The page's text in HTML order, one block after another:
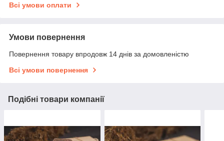
Всі умови оплати
Умови повернення
Повернення товару впродовж 14 днів за домовленістю
Всі умови повернення
Подібні товари компанії